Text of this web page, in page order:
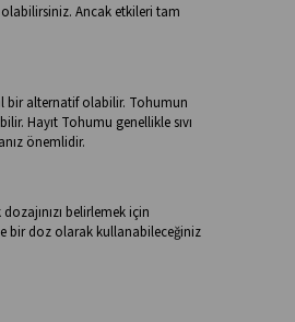
Ancak etkileri tam
bir alternatif olabilir. Tohumun
Hayıt Tohumu genellikle sıvı
önemlidir.
belirlemek için
bir doz olarak kullanabileceğiniz